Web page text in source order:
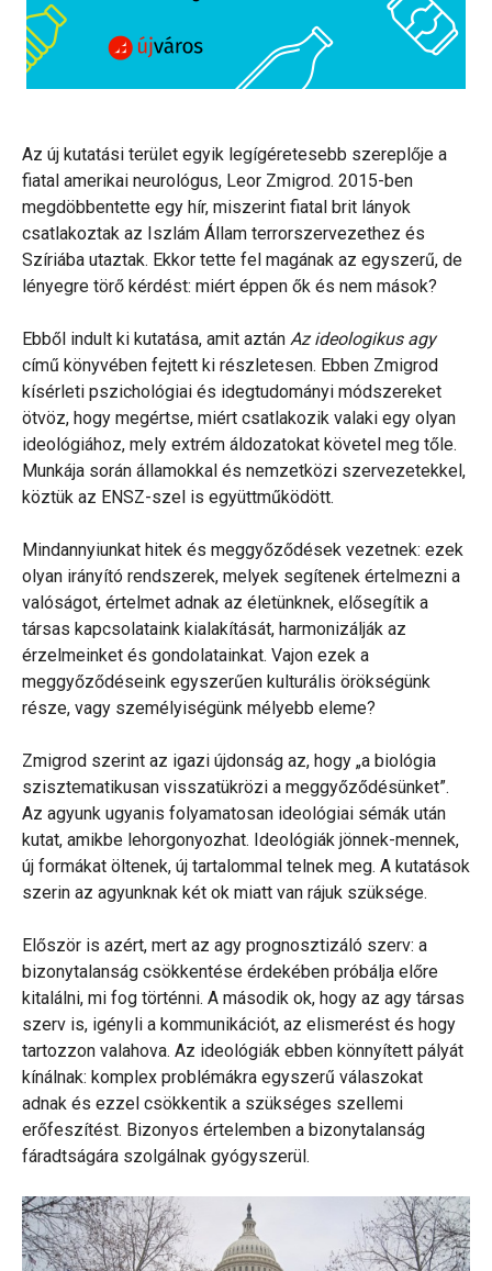
Az új kutatási terület egyik legígéretesebb szereplője a
fiatal amerikai neurológus, Leor Zmigrod. 2015-ben
megdöbbentette egy hír, miszerint fiatal brit lányok
csatlakoztak az Iszlám Állam terrorszervezethez és
Szíriába utaztak. Ekkor tette fel magának az egyszerű, de
lényegre törő kérdést: miért éppen ők és nem mások?
Ebből indult ki kutatása, amit aztán Az ideologikus agy
című könyvében fejtett ki részletesen. Ebben Zmigrod
kísérleti pszichológiai és idegtudományi módszereket
ötvöz, hogy megértse, miért csatlakozik valaki egy olyan
ideológiához, mely extrém áldozatokat követel meg tőle.
Munkája során államokkal és nemzetközi szervezetekkel,
köztük az ENSZ-szel is együttműködött.
Mindannyiunkat hitek és meggyőződések vezetnek: ezek
olyan irányító rendszerek, melyek segítenek értelmezni a
valóságot, értelmet adnak az életünknek, elősegítik a
társas kapcsolataink kialakítását, harmonizálják az
érzelmeinket és gondolatainkat. Vajon ezek a
meggyőződéseink egyszerűen kulturális örökségünk
része, vagy személyiségünk mélyebb eleme?
Zmigrod szerint az igazi újdonság az, hogy „a biológia
szisztematikusan visszatükrözi a meggyőződésünket”.
Az agyunk ugyanis folyamatosan ideológiai sémák után
kutat, amikbe lehorgonyozhat. Ideológiák jönnek-mennek,
új formákat öltenek, új tartalommal telnek meg. A kutatások
szerin az agyunknak két ok miatt van rájuk szüksége.
Először is azért, mert az agy prognosztizáló szerv: a
bizonytalanság csökkentése érdekében próbálja előre
kitalálni, mi fog történni. A második ok, hogy az agy társas
szerv is, igényli a kommunikációt, az elismerést és hogy
tartozzon valahova. Az ideológiák ebben könnyített pályát
kínálnak: komplex problémákra egyszerű válaszokat
adnak és ezzel csökkentik a szükséges szellemi
erőfeszítést. Bizonyos értelemben a bizonytalanság
fáradtságára szolgálnak gyógyszerül.